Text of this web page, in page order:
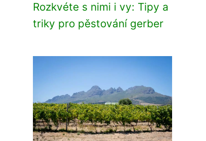
Rozkvéte s nimi i vy: Tipy a
triky pro pěstování gerber